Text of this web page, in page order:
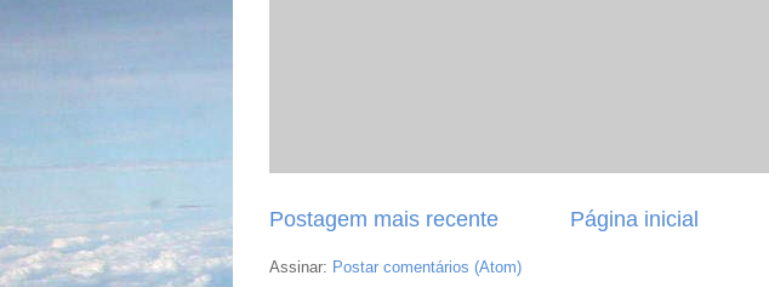
Postagem mais recente Página inicial
Assinar: Postar comentários (Atom)